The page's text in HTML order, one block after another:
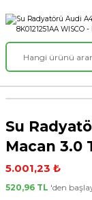
Su
Macan 3.0
5.001,23 ₺
520,96 TL 'den